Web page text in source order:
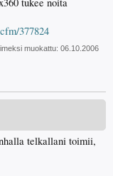
377824
muokattu: 06.10.2006
telkallani toimii,